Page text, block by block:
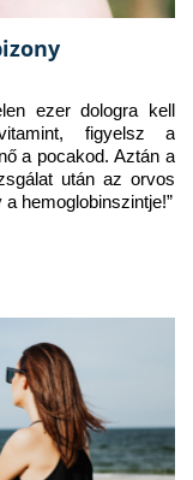
ezer dologra kell
figyelsz a
a pocakod. Aztán a
után az orvos
hemoglobinszintje!”